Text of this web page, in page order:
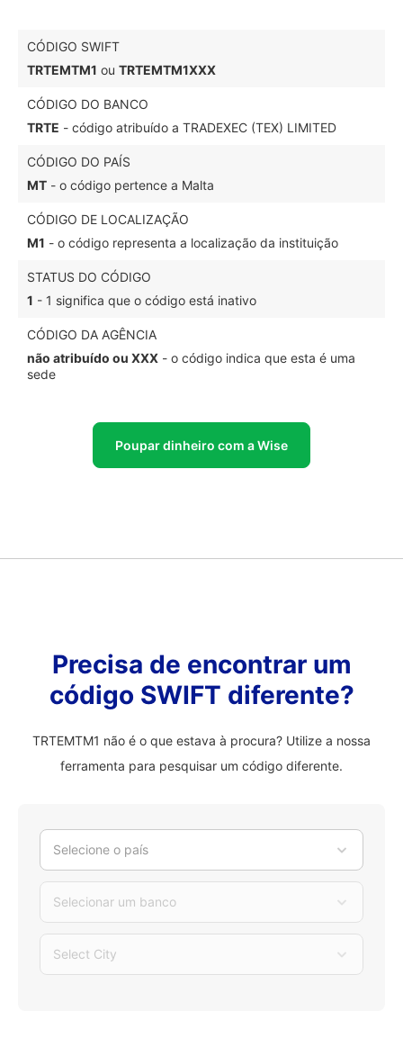
CÓDIGO SWIFT
TRTEMTM1 ou TRTEMTM1XXX
CÓDIGO DO BANCO
TRTE - código atribuído a TRADEXEC (TEX) LIMITED
CÓDIGO DO PAÍS
MT - o código pertence a Malta
CÓDIGO DE LOCALIZAÇÃO
M1 - o código representa a localização da instituição
STATUS DO CÓDIGO
1 - 1 significa que o código está inativo
CÓDIGO DA AGÊNCIA
não atribuído ou XXX - o código indica que esta é uma
sede
Poupar dinheiro com a Wise
Precisa de encontrar um
código SWIFT diferente?
TRTEMTM1 não é o que estava à procura? Utilize a nossa
ferramenta para pesquisar um código diferente.
Selecione o país
Selecionar um banco
Select City